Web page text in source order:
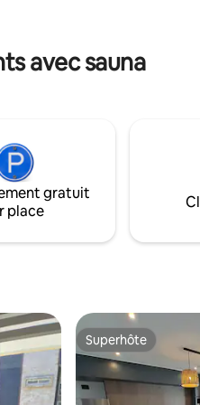
détendre et
Vous pourrez
avec sauna
gratuit
place
Superhôte
Superhôte